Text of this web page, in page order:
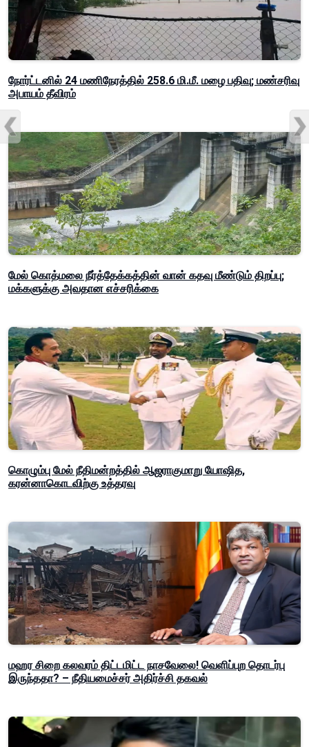
நோர்ட்டனில் 24 மணிநேரத்தில் 258.6 மி.மீ. மழை பதிவு; மண்சரிவு
அபாயம் தீவிரம்
மேல் கொத்மலை நீர்த்தேக்கத்தின் வான் கதவு மீண்டும் திறப்பு;
மக்களுக்கு அவதான எச்சரிக்கை
கொழும்பு மேல் நீதிமன்றத்தில் ஆஜராகுமாறு யோஷித,
கரன்னாகொடவிற்கு உத்தரவு
மஹர சிறை கலவரம் திட்டமிட்ட நாசவேலை! வெளிப்புற தொடர்பு
இருந்ததா? – நீதியமைச்சர் அதிர்ச்சி தகவல்